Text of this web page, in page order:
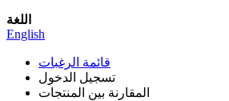
اللغة
English
قائمة الرغبات
تسجيل الدخول
المقارنة بين المنتجات